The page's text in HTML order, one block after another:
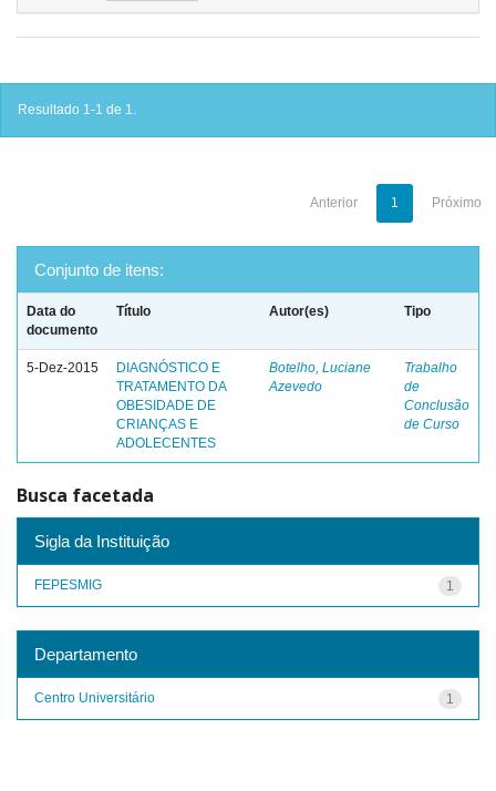
Resultado 1-1 de 1.
Anterior 1 Próximo
Conjunto de itens:
Data do
documento
Título Autor(es) Tipo
5-Dez-2015
DIAGNÓSTICO E
TRATAMENTO DA
OBESIDADE DE
CRIANÇAS E
ADOLECENTES
Botelho, Luciane
Azevedo
Trabalho
de
Conclusão
de Curso
Busca facetada
Sigla da Instituição
1
FEPESMIG
Departamento
1
Centro Universitário